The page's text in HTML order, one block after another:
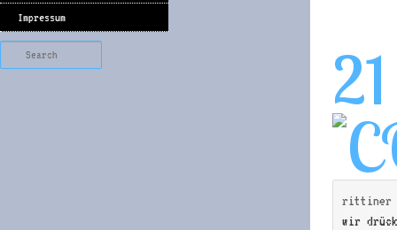
Impressum
21
rittiner
wir